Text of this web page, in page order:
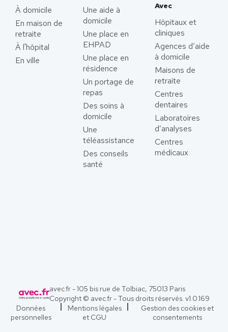
À domicile
En maison de
retraite
À l'hôpital
En ville
Une aide à
domicile
Une place en
EHPAD
Une place en
résidence
Un portage de
repas
Des soins à
domicile
Une
téléassistance
Des conseils
santé
Avec
Hôpitaux et
cliniques
Agences d’aide
à domicile
Maisons de
retraite
Centres
dentaires
Laboratoires
d’analyses
Centres
médicaux
avec.fr - 105 bis rue de Tolbiac, 75013 Paris
Copyright © avec.fr - Tous droits réservés. v1.0.169
Données
personnelles
Mentions légales
et CGU
Gestion des cookies et
consentements